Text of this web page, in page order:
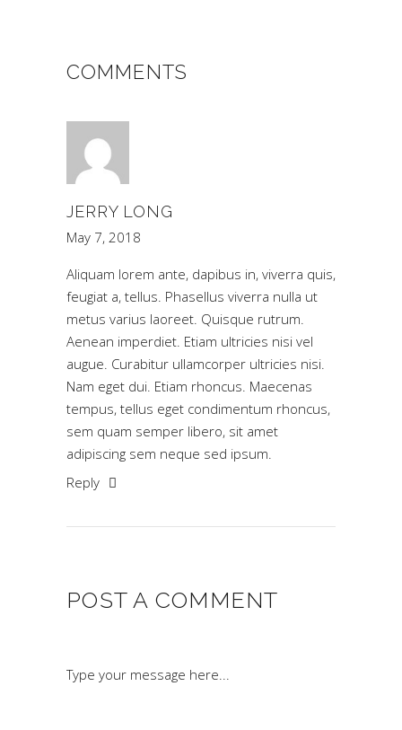
COMMENTS
JERRY LONG
May 7, 2018
Aliquam lorem ante, dapibus in, viverra quis,
feugiat a, tellus. Phasellus viverra nulla ut
metus varius laoreet. Quisque rutrum.
Aenean imperdiet. Etiam ultricies nisi vel
augue. Curabitur ullamcorper ultricies nisi.
Nam eget dui. Etiam rhoncus. Maecenas
tempus, tellus eget condimentum rhoncus,
sem quam semper libero, sit amet
adipiscing sem neque sed ipsum.
Reply
POST A COMMENT